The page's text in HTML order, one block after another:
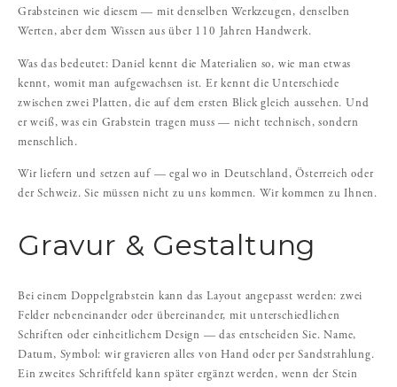
Grabsteinen wie diesem — mit denselben Werkzeugen, denselben
Werten, aber dem Wissen aus über 110 Jahren Handwerk.
Was das bedeutet: Daniel kennt die Materialien so, wie man etwas
kennt, womit man aufgewachsen ist. Er kennt die Unterschiede
zwischen zwei Platten, die auf dem ersten Blick gleich aussehen. Und
er weiß, was ein Grabstein tragen muss — nicht technisch, sondern
menschlich.
Wir liefern und setzen auf — egal wo in Deutschland, Österreich oder
der Schweiz. Sie müssen nicht zu uns kommen. Wir kommen zu Ihnen.
Gravur & Gestaltung
Bei einem Doppelgrabstein kann das Layout angepasst werden: zwei
Felder nebeneinander oder übereinander, mit unterschiedlichen
Schriften oder einheitlichem Design — das entscheiden Sie. Name,
Datum, Symbol: wir gravieren alles von Hand oder per Sandstrahlung.
Ein zweites Schriftfeld kann später ergänzt werden, wenn der Stein